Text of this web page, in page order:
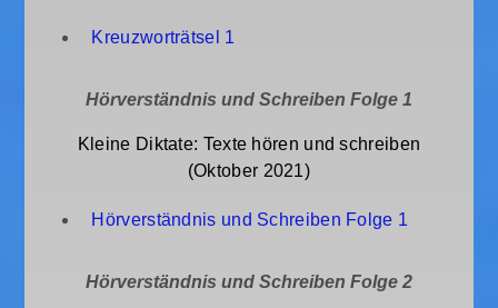
Kreuzworträtsel 1
Hörverständnis und Schreiben Folge 1
Kleine Diktate: Texte hören und schreiben
(Oktober 2021)
Hörverständnis und Schreiben Folge 1
Hörverständnis und Schreiben Folge 2